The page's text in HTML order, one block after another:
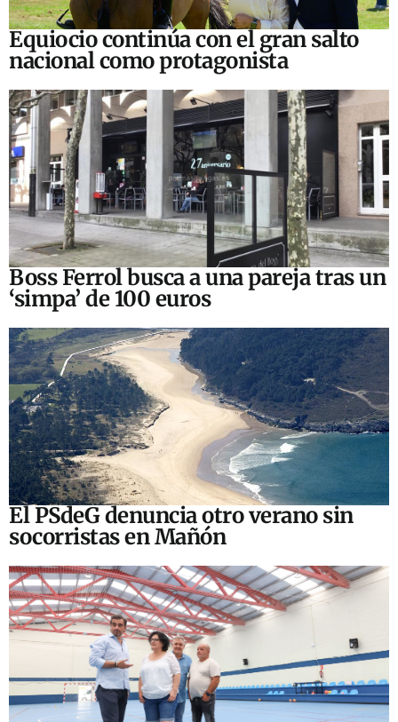
Equiocio continúa con el gran salto
nacional como protagonista
Boss Ferrol busca a una pareja tras un
‘simpa’ de 100 euros
El PSdeG denuncia otro verano sin
socorristas en Mañón